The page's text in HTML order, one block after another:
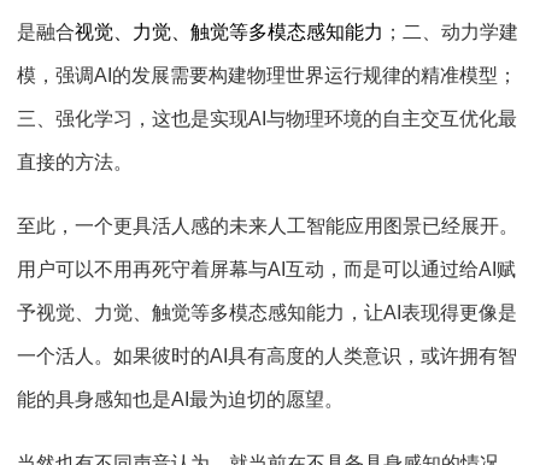
是融合视觉、力觉、触觉等多模态感知能力 ；二、动力学建
模，强调AI 的发展需要构建物理世界运行规律的精准模型；
三、强化学习，这也是实现AI 与物理环境的自主交互优化最
直接的方法。
至此，一个更具活人感的未来人工智能应用图景已经展开。
用户可以不用再死守着屏幕与AI 互动，而是可以通过给AI 赋
予视觉、力觉、触觉等多模态感知能力，让AI 表现得更像是
一个活人。如果彼时的AI 具有高度的人类意识，或许拥有智
能的具身感知也是AI 最为迫切的愿望。